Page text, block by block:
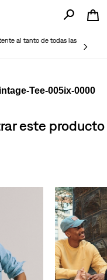
al tanto de todas las
Tee-005ix-0000
este producto